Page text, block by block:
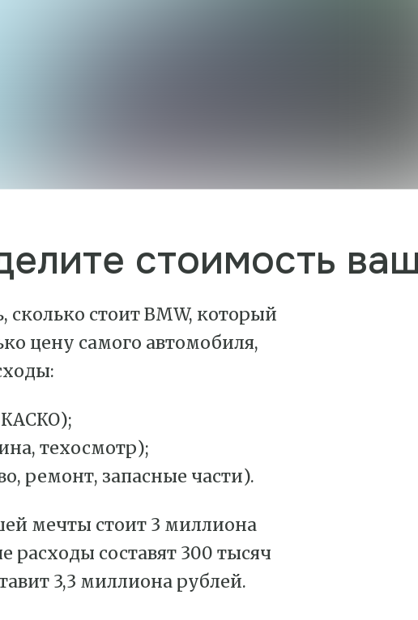
стоимость
стоит BMW, который
цену самого автомобиля,
техосмотр);
ремонт, запасные части).
мечты стоит 3 миллиона
расходы составят 300 тысяч
3,3 миллиона рублей.